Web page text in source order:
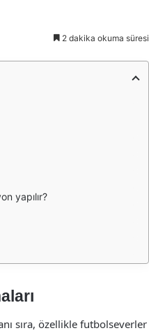
2 dakika okuma süresi
yapılır?
sıra, özellikle futbolseverler